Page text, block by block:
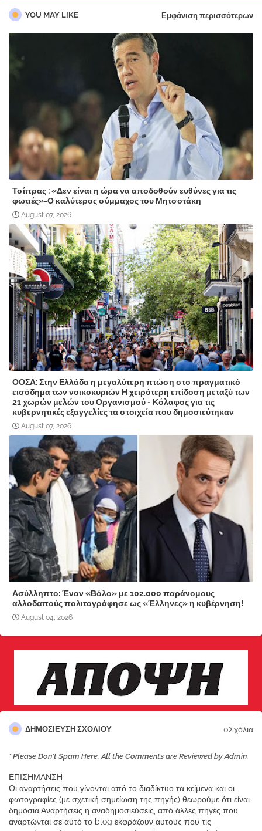
YOU MAY LIKE Εμφάνιση περισσότερων
Τσίπρας : «Δεν είναι η ώρα να αποδοθούν ευθύνες για τις
φωτιές»-Ο καλύτερος σύμμαχος του Μητσοτάκη
August 07, 2026
ΟΟΣΑ: Στην Ελλάδα η μεγαλύτερη πτώση στο πραγματικό
εισόδημα των νοικοκυριών Η χειρότερη επίδοση μεταξύ των
21 χωρών μελών του Οργανισμού - Κόλαφος για τις
κυβερνητικές εξαγγελίες τα στοιχεία που δημοσιεύτηκαν
August 07, 2026
Ασύλληπτο: Έναν «Βόλο» με 102.000 παράνομους
αλλοδαπούς πολιτογράφησε ως «Έλληνες» η κυβέρνηση!
August 04, 2026
ΔΗΜΟΣΊΕΥΣΗ ΣΧΟΛΊΟΥ 0Σχόλια
* Please Don't Spam Here. All the Comments are Reviewed by Admin.
ΕΠΙΣΗΜΑΝΣΗ
Οι αναρτήσεις που γίνονται από το διαδίκτυο τα κείμενα και οι
φωτογραφίες (με σχετική σημείωση της πηγής) θεωρούμε ότι είναι
δημόσια.Αναρτήσεις η αναδημοσιεύσεις, από άλλες πηγές που
αναρτώνται σε αυτό το blog εκφράζουν αυτούς που τις